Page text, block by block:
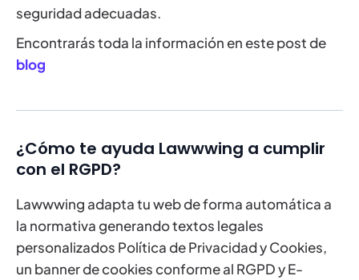
seguridad adecuadas.
Encontrarás toda la información en este post de
blog
¿Cómo te ayuda Lawwwing a cumplir
con el RGPD?
Lawwwing adapta tu web de forma automática a
la normativa generando textos legales
personalizados Política de Privacidad y Cookies,
un banner de cookies conforme al RGPD y E-